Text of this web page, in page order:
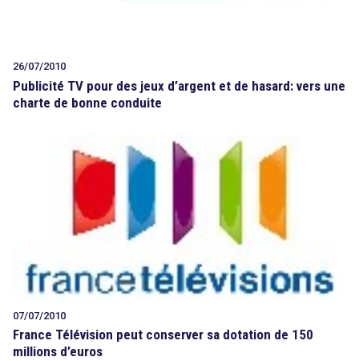
26/07/2010
Publicité TV pour des jeux d’argent et de hasard: vers une
charte de bonne conduite
07/07/2010
France Télévision peut conserver sa dotation de 150
millions d’euros